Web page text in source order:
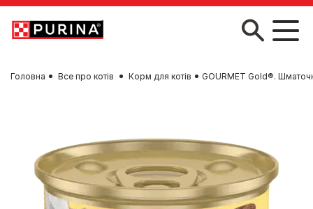
Skip to main content
Головна Все про котів Корм для котів GOURMET Gold®.